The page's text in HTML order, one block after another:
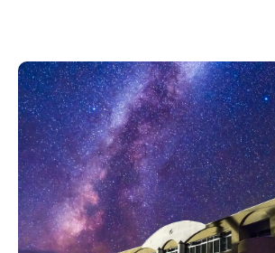
「食」を考える「フードデザイン」の授業
です。生徒たちが地元の素材を活かしたメ
い、町内の学校給食に「標高給食DAY」と
食を提供しています。地域のイベントにも
の方へ届ける活動を行っています。今回の
この取り組みを行う高校生たちと一緒に夕
地域の食文化と向き合っている先輩から直
できます🎵先輩たちとの交流は、きっと「
が見つかるきっかけになります。そんな他
ルな魅力がギュッと詰まった北海道標津町
をしたり、五感で感じるフィールドワーク
校北海道大樹高等学校北海道池田高等学校
校北海道標津高等学校北海道羅臼高等学校
学校北海道雄武高等学校北海道月形高等
立三戸高等学校青森県立名久井農業高等学
高等学校岩手県立西和賀高等学校岩手県立
県立岩泉高等学校岩手県立種市高等学校宮
校秋田県立男鹿海洋高等学校秋田県立矢島
角館高等学校秋田県立鹿角高等学校山形県
形県立長井工業高等学校山形県立新庄神室
校山形県立高畠高等学校山形県立小国高等
高等学校福島県立只見高等学校福島県立猪苗
県立川口高等学校 関東 茨城県立大子清